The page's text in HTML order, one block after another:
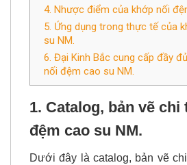
4. Nhược điểm của khớp nối
5. Ứng dụng trong thực tế của
su NM.
6. Đại Kinh Bắc cung cấp đầy
nối đệm cao su NM.
1. Catalog, bản vẽ
đệm cao su NM.
Dưới đây là catalog, bản vẽ